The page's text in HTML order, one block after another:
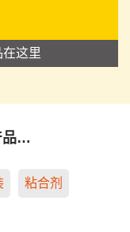
这里
品…
粘合剂